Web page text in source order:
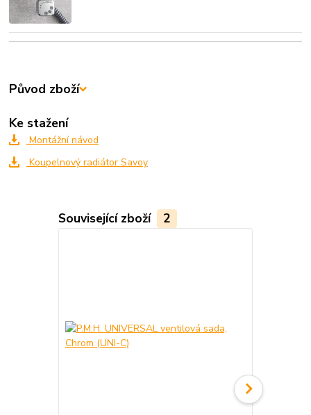
Původ zboží
Ke stažení
Montážní návod
Koupelnový radiátor Savoy
Související zboží 2